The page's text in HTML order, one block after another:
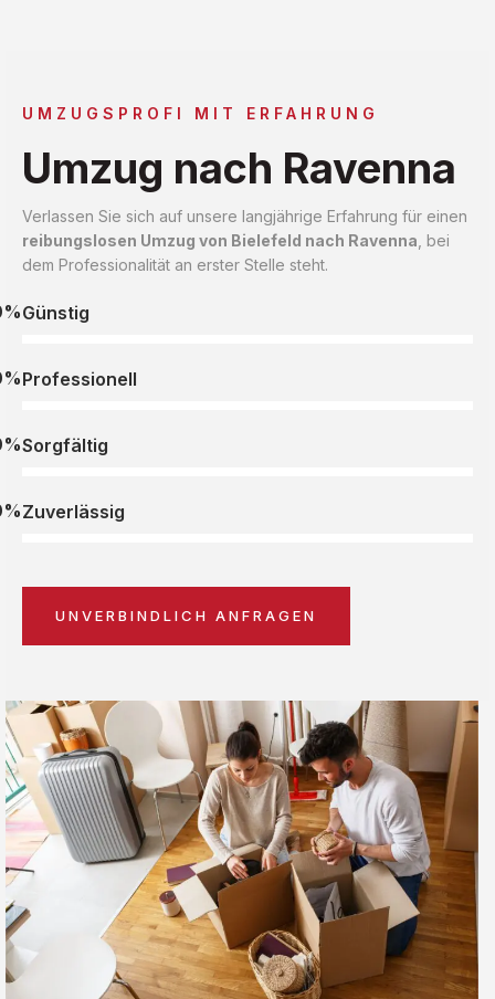
UMZUGSPROFI MIT ERFAHRUNG
Umzug nach Ravenna
Verlassen Sie sich auf unsere langjährige Erfahrung für einen
reibungslosen Umzug von Bielefeld nach Ravenna , bei
dem Professionalität an erster Stelle steht.
Günstig
Professionell
Sorgfältig
Zuverlässig
UNVERBINDLICH ANFRAGEN